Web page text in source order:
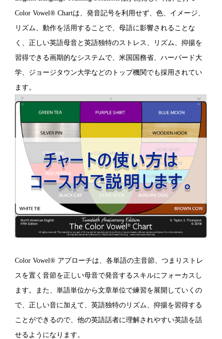
Color Vowel® Chartは、発音記号を利用せず、色、イメージ、
リズム、動作を活用することで、母語に影響されることな
く、正しい英語母音と英語独特のストレス、リズム、抑揚を
習得できる画期的なシステムで、米国国務省、ハーバード大
学、ジョージタウン大学などのトップ機関でも採用されてい
ます。
Color Vowel® アプローチは、各単語の主音節、つまりストレ
スを置く音節を正しい母音で発音するスキルにフォーカスし
ます。また、単語単位から文章単位で練習を展開していくの
で、正しい音に加えて、英語独特のリズム、抑揚を習得する
ことができるので、他の英語話者に理解されやすい英語を話
せるようになります。